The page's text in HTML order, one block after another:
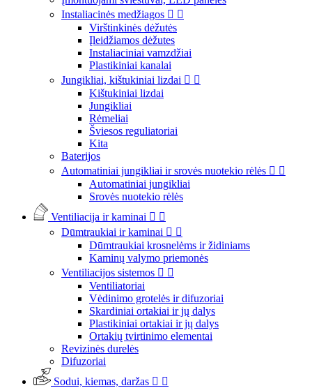
Instaliacinės medžiagos  
Virštinkinės dėžutės
Įleidžiamos dėžutes
Instaliaciniai vamzdžiai
Plastikiniai kanalai
Jungikliai, kištukiniai lizdai  
Kištukiniai lizdai
Jungikliai
Rėmeliai
Šviesos reguliatoriai
Kita
Baterijos
Automatiniai jungikliai ir srovės nuotekio rėlės  
Automatiniai jungikliai
Srovės nuotekio rėlės
Ventiliacija ir kaminai  
Dūmtraukiai ir kaminai  
Dūmtraukiai krosnelėms ir židiniams
Kaminų valymo priemonės
Ventiliacijos sistemos  
Ventiliatoriai
Vėdinimo grotelės ir difuzoriai
Skardiniai ortakiai ir jų dalys
Plastikiniai ortakiai ir jų dalys
Ortakių tvirtinimo elementai
Revizinės durelės
Difuzoriai
Sodui, kiemas, daržas  